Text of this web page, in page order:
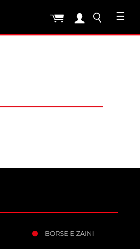
☰
BORSE E ZAINI